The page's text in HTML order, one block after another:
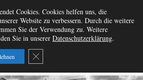
– W&B
Cookies. Cookies helfen uns, die
Website zu verbessern. Durch die weitere
Sie der Verwendung zu. Weitere
Sie in unserer Datenschutzerklärung.
GDPR Cookie-Banner schließen